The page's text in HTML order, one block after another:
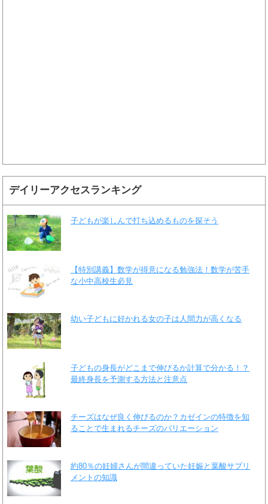
デイリーアクセスランキング
子どもが楽しんで打ち込めるものを探そう
【特別講義】数学が得意になる勉強法！数学が苦手
な小中高校生必見
幼い子どもに好かれる女の子は人間力が高くなる
子どもの身長がどこまで伸びるか計算で分かる！？
最終身長を予測する方法と注意点
チーズはなぜ良く伸びるのか？カゼインの特徴を知
ることで生まれるチーズのバリエーション
約80％の妊婦さんが間違っていた妊娠と葉酸サプリ
メントの知識